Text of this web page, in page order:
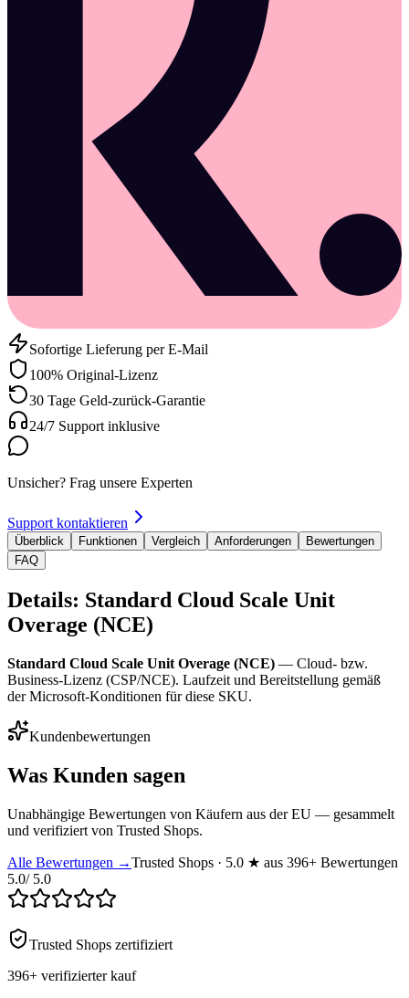
Sofortige Lieferung per E-Mail
100% Original-Lizenz
30 Tage Geld-zurück-Garantie
24/7 Support inklusive
Unsicher? Frag unsere Experten
Support kontaktieren
Überblick Funktionen Vergleich Anforderungen
Bewertungen
FAQ
Details: Standard Cloud Scale Unit
Overage (NCE)
Standard Cloud Scale Unit Overage (NCE) — Cloud- bzw.
Business-Lizenz (CSP/NCE). Laufzeit und Bereitstellung gemäß
der Microsoft-Konditionen für diese SKU.
Kundenbewertungen
Was Kunden sagen
Unabhängige Bewertungen von Käufern aus der EU — gesammelt
und verifiziert von Trusted Shops.
Alle Bewertungen →Trusted Shops · 5.0 ★ aus 396+ Bewertungen
5.0/ 5.0
Trusted Shops zertifiziert
396+ verifizierter kauf